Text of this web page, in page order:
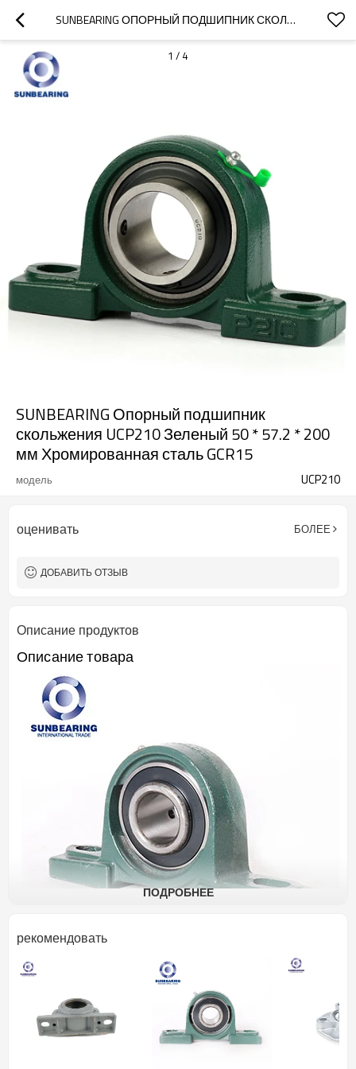
SUNBEARING ОПОРНЫЙ ПОДШИПНИК СКОЛЬЖЕНИЯ UCP210 ЗЕЛЕНЫЙ 50 * 57.2 * 200 ММ ХРОМИРОВАННАЯ СТАЛЬ GCR15
1 / 4
SUNBEARING Опорный подшипник
скольжения UCP210 Зеленый 50 * 57.2 * 200
мм Хромированная сталь GCR15
модель UCP210
оценивать БОЛЕЕ
ДОБАВИТЬ ОТЗЫВ
Описание продуктов
Описание товара
товара
Опорный подшипник
Состав
Подушка блок
подшипников
Морские котики
ПОДРОБНЕЕ
рекомендовать